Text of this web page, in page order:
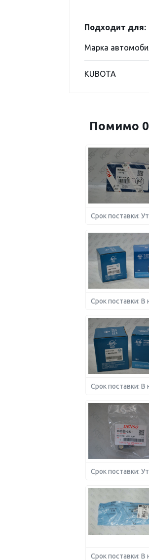
Подходит для:
Марка
KUBOTA
Помимо
Срок поставки:
Срок поставки: В
Срок поставки: В
Срок поставки:
Срок поставки: В